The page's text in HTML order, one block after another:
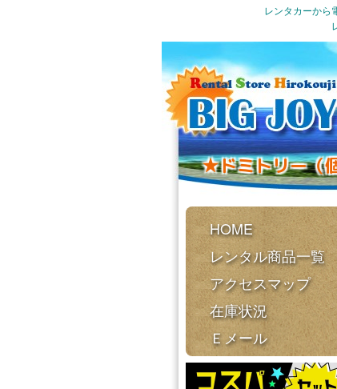
レンタカーから
★ドミトリー（
HOME
レンタル商品一覧
アクセスマップ
在庫状況
Ｅメール